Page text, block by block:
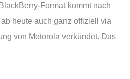
Format kommt nach
heute auch ganz offiziell via
von Motorola verkündet. Das